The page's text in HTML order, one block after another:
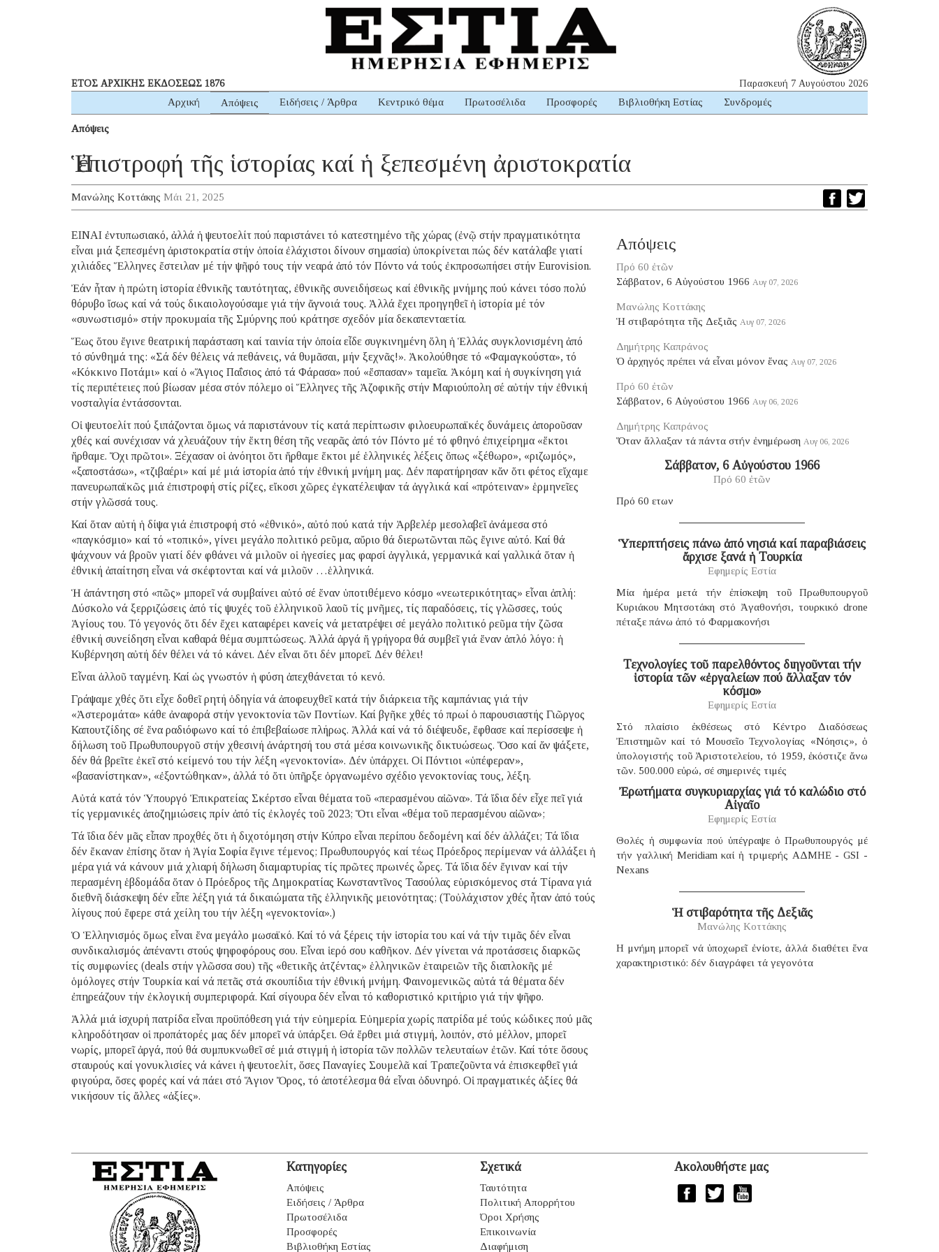
ΕΤΟΣ ΑΡΧΙΚΗΣ ΕΚΔΟΣΕΩΣ 1876 Παρασκευή 7 Αυγούστου 2026
Αρχική Απόψεις Ειδήσεις / Άρθρα Κεντρικό θέμα Πρωτοσέλιδα Προσφορές Βιβλιοθήκη Εστίας Συνδρομές
Απόψεις
Ἡ ἐπιστροφή τῆς ἱστορίας καί ἡ ξεπεσμένη ἀριστοκρατία
Μανώλης Κοττάκης Μάι 21, 2025
EINAI ἐντυπωσιακό, ἀλλά ἡ ψευτοελίτ πού παριστάνει τό κατεστημένο τῆς χώρας (ἐνῷ στήν πραγματικότητα
εἶναι μιά ξεπεσμένη ἀριστοκρατία στήν ὁποία ἐλάχιστοι δίνουν σημασία) ὑποκρίνεται πώς δέν κατάλαβε γιατί
χιλιάδες Ἕλληνες ἔστειλαν μέ τήν ψῆφό τους τήν νεαρά ἀπό τόν Πόντο νά τούς ἐκπροσωπήσει στήν Eurovision.
Ἐάν ἦταν ἡ πρώτη ἱστορία ἐθνικῆς ταυτότητας, ἐθνικῆς συνειδήσεως καί ἐθνικῆς μνήμης πού κάνει τόσο πολύ
θόρυβο ἴσως καί νά τούς δικαιολογούσαμε γιά τήν ἄγνοιά τους. Ἀλλά ἔχει προηγηθεῖ ἡ ἱστορία μέ τόν
«συνωστισμό» στήν προκυμαία τῆς Σμύρνης πού κράτησε σχεδόν μία δεκαπενταετία.
Ἕως ὅτου ἔγινε θεατρική παράσταση καί ταινία τήν ὁποία εἶδε συγκινημένη ὅλη ἡ Ἑλλάς συγκλονισμένη ἀπό
τό σύνθημά της: «Σά δέν θέλεις νά πεθάνεις, νά θυμᾶσαι, μήν ξεχνᾶς!». Ἀκολούθησε τό «Φαμαγκούστα», τό
«Κόκκινο Ποτάμι» καί ὁ «Ἅγιος Παΐσιος ἀπό τά Φάρασα» πού «ἔσπασαν» ταμεῖα. Ἀκόμη καί ἡ συγκίνηση γιά
τίς περιπέτειες πού βίωσαν μέσα στόν πόλεμο οἱ Ἕλληνες τῆς Ἀζοφικῆς στήν Μαριούπολη σέ αὐτήν τήν ἐθνική
νοσταλγία ἐντάσσονται.
Οἱ ψευτοελίτ πού ξιπάζονται ὅμως νά παριστάνουν τίς κατά περίπτωσιν φιλοευρωπαϊκές δυνάμεις ἀποροῦσαν
χθές καί συνέχισαν νά χλευάζουν τήν ἕκτη θέση τῆς νεαρᾶς ἀπό τόν Πόντο μέ τό φθηνό ἐπιχείρημα «ἕκτοι
ἤρθαμε. Ὄχι πρῶτοι». Ξέχασαν οἱ ἀνόητοι ὅτι ἤρθαμε ἕκτοι μέ ἑλληνικές λέξεις ὅπως «ξέθωρο», «ριζωμός»,
«ξαποστάσω», «τζιβαέρι» καί μέ μιά ἱστορία ἀπό τήν ἐθνική μνήμη μας. Δέν παρατήρησαν κἄν ὅτι φέτος εἴχαμε
πανευρωπαϊκῶς μιά ἐπιστροφή στίς ρίζες, εἴκοσι χῶρες ἐγκατέλειψαν τά ἀγγλικά καί «πρότειναν» ἑρμηνεῖες
στήν γλῶσσά τους.
Καί ὅταν αὐτή ἡ δίψα γιά ἐπιστροφή στό «ἐθνικό», αὐτό πού κατά τήν Ἀρβελέρ μεσολαβεῖ ἀνάμεσα στό
«παγκόσμιο» καί τό «τοπικό», γίνει μεγάλο πολιτικό ρεῦμα, αὔριο θά διερωτῶνται πῶς ἔγινε αὐτό. Καί θά
ψάχνουν νά βροῦν γιατί δέν φθάνει νά μιλοῦν οἱ ἡγεσίες μας φαρσί ἀγγλικά, γερμανικά καί γαλλικά ὅταν ἡ
ἐθνική ἀπαίτηση εἶναι νά σκέφτονται καί νά μιλοῦν …ἑλληνικά.
Ἡ ἀπάντηση στό «πῶς» μπορεῖ νά συμβαίνει αὐτό σέ ἕναν ὑποτιθέμενο κόσμο «νεωτερικότητας» εἶναι ἁπλή:
Δύσκολο νά ξερριζώσεις ἀπό τίς ψυχές τοῦ ἑλληνικοῦ λαοῦ τίς μνῆμες, τίς παραδόσεις, τίς γλῶσσες, τούς
Ἁγίους του. Τό γεγονός ὅτι δέν ἔχει καταφέρει κανείς νά μετατρέψει σέ μεγάλο πολιτικό ρεῦμα τήν ζῶσα
ἐθνική συνείδηση εἶναι καθαρά θέμα συμπτώσεως. Ἀλλά ἀργά ἤ γρήγορα θά συμβεῖ γιά ἕναν ἁπλό λόγο: ἡ
Κυβέρνηση αὐτή δέν θέλει νά τό κάνει. Δέν εἶναι ὅτι δέν μπορεῖ. Δέν θέλει!
Εἶναι ἀλλοῦ ταγμένη. Καί ὡς γνωστόν ἡ φύση ἀπεχθάνεται τό κενό.
Γράψαμε χθές ὅτι εἶχε δοθεῖ ρητή ὁδηγία νά ἀποφευχθεῖ κατά τήν διάρκεια τῆς καμπάνιας γιά τήν
«Ἀστερομάτα» κάθε ἀναφορά στήν γενοκτονία τῶν Ποντίων. Καί βγῆκε χθές τό πρωί ὁ παρουσιαστής Γιῶργος
Καπουτζίδης σέ ἕνα ραδιόφωνο καί τό ἐπιβεβαίωσε πλήρως. Ἀλλά καί νά τό διέψευδε, ἔφθασε καί περίσσεψε ἡ
δήλωση τοῦ Πρωθυπουργοῦ στήν χθεσινή ἀνάρτησή του στά μέσα κοινωνικῆς δικτυώσεως. Ὅσο καί ἄν ψάξετε,
δέν θά βρεῖτε ἐκεῖ στό κείμενό του τήν λέξη «γενοκτονία». Δέν ὑπάρχει. Οἱ Πόντιοι «ὑπέφεραν»,
«βασανίστηκαν», «ἐξοντώθηκαν», ἀλλά τό ὅτι ὑπῆρξε ὀργανωμένο σχέδιο γενοκτονίας τους, λέξη.
Αὐτά κατά τόν Ὑπουργό Ἐπικρατείας Σκέρτσο εἶναι θέματα τοῦ «περασμένου αἰῶνα». Τά ἴδια δέν εἶχε πεῖ γιά
τίς γερμανικές ἀποζημιώσεις πρίν ἀπό τίς ἐκλογές τοῦ 2023; Ὅτι εἶναι «θέμα τοῦ περασμένου αἰῶνα»;
Τά ἴδια δέν μᾶς εἶπαν προχθές ὅτι ἡ διχοτόμηση στήν Κύπρο εἶναι περίπου δεδομένη καί δέν ἀλλάζει; Τά ἴδια
δέν ἔκαναν ἐπίσης ὅταν ἡ Ἁγία Σοφία ἔγινε τέμενος; Πρωθυπουργός καί τέως Πρόεδρος περίμεναν νά ἀλλάξει ἡ
μέρα γιά νά κάνουν μιά χλιαρή δήλωση διαμαρτυρίας τίς πρῶτες πρωινές ὧρες. Τά ἴδια δέν ἔγιναν καί τήν
περασμένη ἑβδομάδα ὅταν ὁ Πρόεδρος τῆς Δημοκρατίας Κωνσταντῖνος Τασούλας εὑρισκόμενος στά Τίρανα γιά
διεθνῆ διάσκεψη δέν εἶπε λέξη γιά τά δικαιώματα τῆς ἑλληνικῆς μειονότητας; (Τοὐλάχιστον χθές ἦταν ἀπό τούς
λίγους πού ἔφερε στά χείλη του τήν λέξη «γενοκτονία».)
Ὁ Ἑλληνισμός ὅμως εἶναι ἕνα μεγάλο μωσαϊκό. Καί τό νά ξέρεις τήν ἱστορία του καί νά τήν τιμᾶς δέν εἶναι
συνδικαλισμός ἀπέναντι στούς ψηφοφόρους σου. Εἶναι ἱερό σου καθῆκον. Δέν γίνεται νά προτάσσεις διαρκῶς
τίς συμφωνίες (deals στήν γλῶσσα σου) τῆς «θετικῆς ἀτζέντας» ἑλληνικῶν ἑταιρειῶν τῆς διαπλοκῆς μέ
ὁμόλογες στήν Τουρκία καί νά πετᾶς στά σκουπίδια τήν ἐθνική μνήμη. Φαινομενικῶς αὐτά τά θέματα δέν
ἐπηρεάζουν τήν ἐκλογική συμπεριφορά. Καί σίγουρα δέν εἶναι τό καθοριστικό κριτήριο γιά τήν ψῆφο.
Ἀλλά μιά ἰσχυρή πατρίδα εἶναι προϋπόθεση γιά τήν εὐημερία. Εὐημερία χωρίς πατρίδα μέ τούς κώδικες πού μᾶς
κληροδότησαν οἱ προπάτορές μας δέν μπορεῖ νά ὑπάρξει. Θά ἔρθει μιά στιγμή, λοιπόν, στό μέλλον, μπορεῖ
νωρίς, μπορεῖ ἀργά, πού θά συμπυκνωθεῖ σέ μιά στιγμή ἡ ἱστορία τῶν πολλῶν τελευταίων ἐτῶν. Καί τότε ὅσους
σταυρούς καί γονυκλισίες νά κάνει ἡ ψευτοελίτ, ὅσες Παναγίες Σουμελᾶ καί Τραπεζοῦντα νά ἐπισκεφθεῖ γιά
φιγούρα, ὅσες φορές καί νά πάει στό Ἅγιον Ὄρος, τό ἀποτέλεσμα θά εἶναι ὀδυνηρό. Οἱ πραγματικές ἀξίες θά
νικήσουν τίς ἄλλες «ἀξίες».
Απόψεις
Πρό 60 ἐτῶν
Σάββατον, 6 Αὐγούστου 1966 Αυγ 07, 2026
Μανώλης Κοττάκης
Ἡ στιβαρότητα τῆς Δεξιᾶς Αυγ 07, 2026
Δημήτρης Καπράνος
Ὁ ἀρχηγός πρέπει νά εἶναι μόνον ἕνας Αυγ 07, 2026
Πρό 60 ἐτῶν
Σάββατον, 6 Αὐγούστου 1966 Αυγ 06, 2026
Δημήτρης Καπράνος
Ὅταν ἄλλαξαν τά πάντα στήν ἐνημέρωση Αυγ 06, 2026
Σάββατον, 6 Αὐγούστου 1966
Πρό 60 ἐτῶν
Πρό 60 ετων
Ὑπερπτήσεις πάνω ἀπό νησιά καί παραβιάσεις
ἄρχισε ξανά ἡ Τουρκία
Εφημερίς Εστία
Μία ἡμέρα μετά τήν ἐπίσκεψη τοῦ Πρωθυπουργοῦ
Κυριάκου Μητσοτάκη στό Ἀγαθονήσι, τουρκικό drone
πέταξε πάνω ἀπό τό Φαρμακονήσι
Τεχνολογίες τοῦ παρελθόντος διηγοῦνται τήν
ἱστορία τῶν «ἐργαλείων πού ἄλλαξαν τόν
κόσμο»
Εφημερίς Εστία
Στό πλαίσιο ἐκθέσεως στό Κέντρο Διαδόσεως
Ἐπιστημῶν καί τό Μουσεῖο Τεχνολογίας «Νόησις», ὁ
ὑπολογιστής τοῦ Ἀριστοτελείου, τό 1959, ἐκόστιζε ἄνω
τῶν. 500.000 εὐρώ, σέ σημερινές τιμές
Ἐρωτήματα συγκυριαρχίας γιά τό καλώδιο στό
Αἰγαῖο
Εφημερίς Εστία
Θολές ἡ συμφωνία πού ὑπέγραψε ὁ Πρωθυπουργός μέ
τήν γαλλική Μeridiam καί ἡ τριμερής ΑΔΜΗΕ - GSI -
Nexans
Ἡ στιβαρότητα τῆς Δεξιᾶς
Μανώλης Κοττάκης
H μνήμη μπορεῖ νά ὑποχωρεῖ ἐνίοτε, ἀλλά διαθέτει ἕνα
χαρακτηριστικό: δέν διαγράφει τά γεγονότα
Κατηγορίες
Απόψεις
Ειδήσεις / Άρθρα
Πρωτοσέλιδα
Προσφορές
Βιβλιοθήκη Εστίας
Σχετικά
Ταυτότητα
Πολιτική Απορρήτου
Όροι Χρήσης
Επικοινωνία
Διαφήμιση
Ακολουθήστε μας